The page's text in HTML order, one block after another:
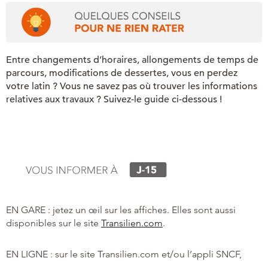
Entre changements d’horaires, allongements de temps de
parcours, modifications de dessertes, vous en perdez
votre latin ? Vous ne savez pas où trouver les informations
relatives aux travaux ? Suivez-le guide ci-dessous !
EN GARE : jetez un œil sur les affiches. Elles sont aussi
disponibles sur le site Transilien.com.
EN LIGNE : sur le site Transilien.com et/ou l’appli SNCF,